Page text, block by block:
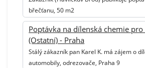
břečťanu, 50 m2
Poptávka na dílenská chemie
(Ostatní) - Praha
Stálý zákazník pan Karel K. má zájem o
automobily, odrezovače, Praha 9